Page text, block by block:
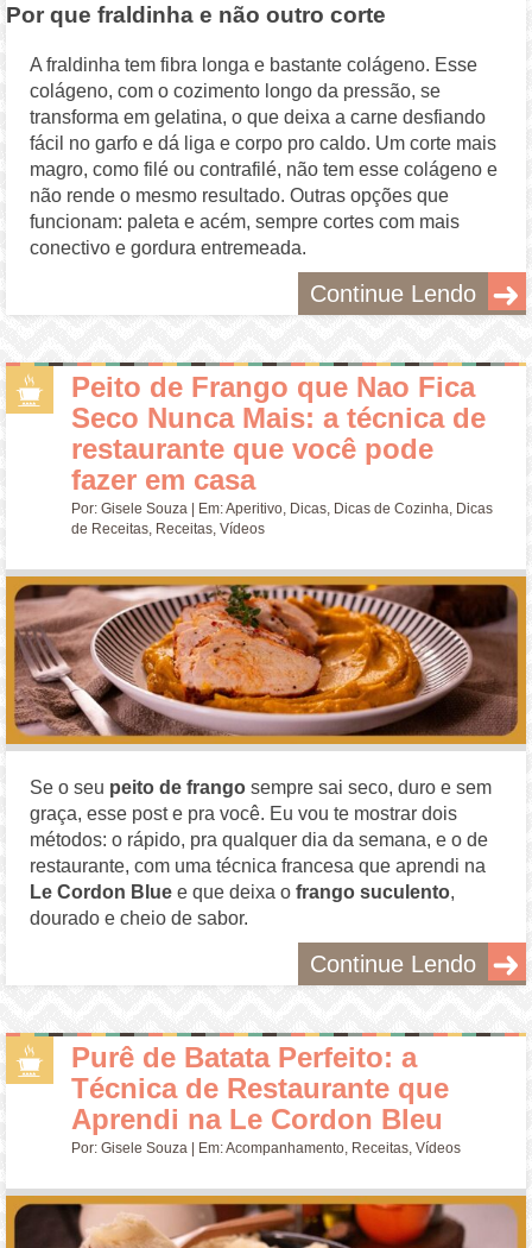
Por que fraldinha e não outro corte
A fraldinha tem fibra longa e bastante colágeno. Esse
colágeno, com o cozimento longo da pressão, se
transforma em gelatina, o que deixa a carne desfiando
fácil no garfo e dá liga e corpo pro caldo. Um corte mais
magro, como filé ou contrafilé, não tem esse colágeno e
não rende o mesmo resultado. Outras opções que
funcionam: paleta e acém, sempre cortes com mais
conectivo e gordura entremeada.
Continue Lendo
Peito de Frango que Nao Fica
Seco Nunca Mais: a técnica de
restaurante que você pode
fazer em casa
Por:Gisele Souza | Em:Aperitivo, Dicas, Dicas de Cozinha, Dicas
de Receitas, Receitas,Vídeos
Se o seu peito de frango sempre sai seco, duro e sem
graça, esse post e pra você. Eu vou te mostrar dois
métodos: o rápido, pra qualquer dia da semana, e o de
restaurante, com uma técnica francesa que aprendi na
Le Cordon Blue e que deixa ofrango suculento,
dourado e cheio de sabor.
Continue Lendo
Purê de Batata Perfeito: a
Técnica de Restaurante que
Aprendi na Le Cordon Bleu
Por:Gisele Souza | Em:Acompanhamento, Receitas,Vídeos